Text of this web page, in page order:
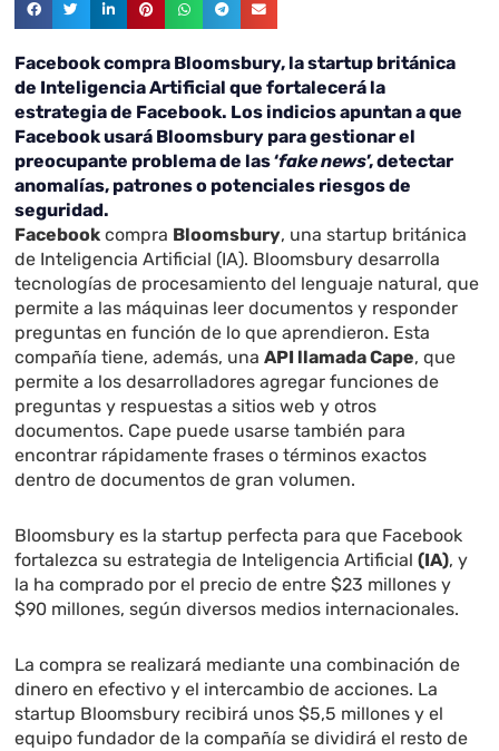
Facebook compra Bloomsbury, la startup británica
de Inteligencia Artificial que fortalecerá la
estrategia de Facebook. Los indicios apuntan a que
Facebook usará Bloomsbury para gestionar el
preocupante problema de las ‘fake news’, detectar
anomalías, patrones o potenciales riesgos de
seguridad.
Facebook compra Bloomsbury, una startup británica
de Inteligencia Artificial (IA). Bloomsbury desarrolla
tecnologías de procesamiento del lenguaje natural, que
permite a las máquinas leer documentos y responder
preguntas en función de lo que aprendieron. Esta
compañía tiene, además, unaAPI llamada Cape, que
permite a los desarrolladores agregar funciones de
preguntas y respuestas a sitios web y otros
documentos. Cape puede usarse también para
encontrar rápidamente frases o términos exactos
dentro de documentos de gran volumen.
Bloomsbury es la startup perfecta para que Facebook
fortalezca su estrategia de Inteligencia Artificial(IA), y
la ha comprado por el precio de entre $23 millones y
$90 millones, según diversos medios internacionales.
La compra se realizará mediante una combinación de
dinero en efectivo y el intercambio de acciones. La
startup Bloomsbury recibirá unos $5,5 millones y el
equipo fundador de la compañía se dividirá el resto de